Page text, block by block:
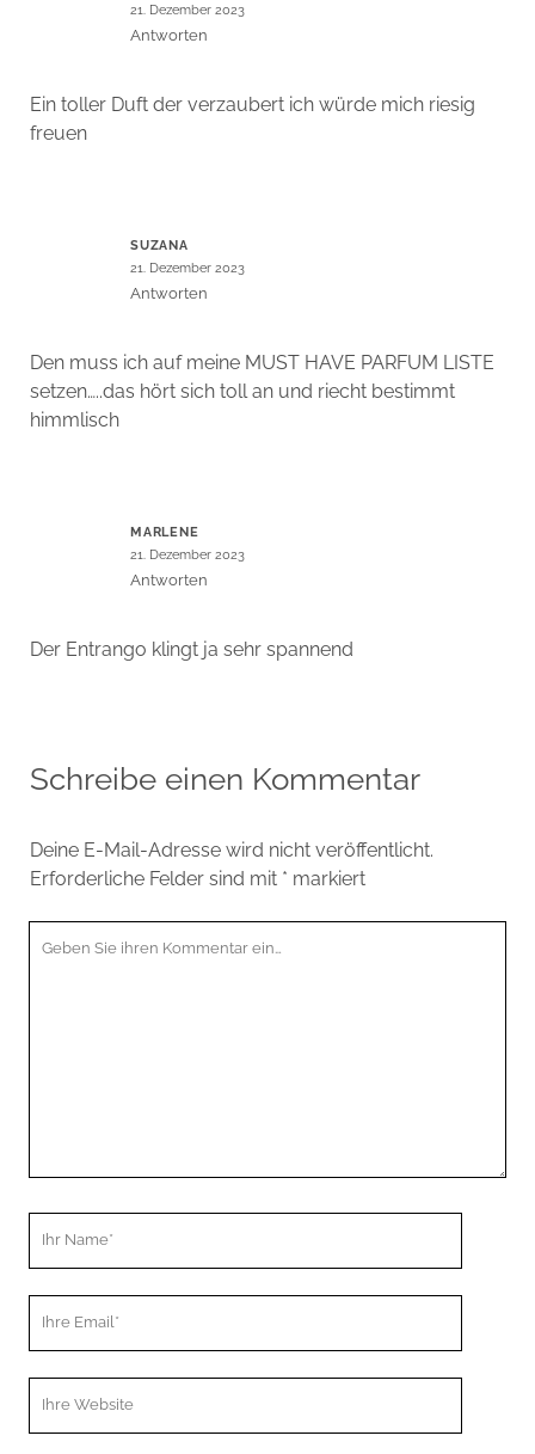
21. Dezember 2023
Antworten
Ein toller Duft der verzaubert ich würde mich riesig
freuen
SUZANA
21. Dezember 2023
Antworten
Den muss ich auf meine MUST HAVE PARFUM LISTE
setzen…..das hört sich toll an und riecht bestimmt
himmlisch
MARLENE
21. Dezember 2023
Antworten
Der Entrango klingt ja sehr spannend
Schreibe einen Kommentar
Deine E-Mail-Adresse wird nicht veröffentlicht.
Erforderliche Felder sind mit * markiert